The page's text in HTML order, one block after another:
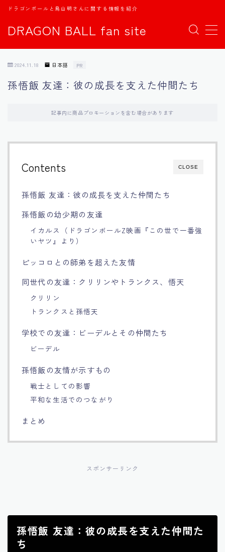
DRAGON BALL fan site
ドラゴンボールと鳥山明さんに関する情報を紹介
MENU
اللغة العربية
Français
Bahasa Indonesia
Português
2024.11.18 日本語 PR
孫悟飯 友達：彼の成長を支えた仲間たち
記事内に商品プロモーションを含む場合があります
CLOSE
Contents
孫悟飯 友達：彼の成長を支えた仲間たち
孫悟飯の幼少期の友達
イカルス（ドラゴンボールZ映画『この世で一番強
いヤツ』より）
ピッコロとの師弟を超えた友情
同世代の友達：クリリンやトランクス、悟天
クリリン
トランクスと孫悟天
学校での友達：ビーデルとその仲間たち
ビーデル
孫悟飯の友情が示すもの
戦士としての影響
平和な生活でのつながり
まとめ
スポンサーリンク
孫悟飯 友達：彼の成長を支えた仲間た
ち